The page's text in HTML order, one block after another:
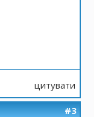
цитувати
#3